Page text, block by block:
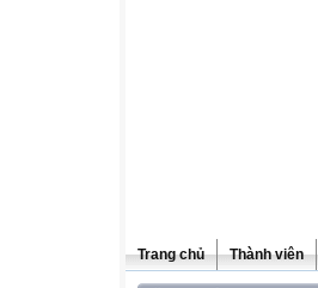
Trang chủ Thành viên